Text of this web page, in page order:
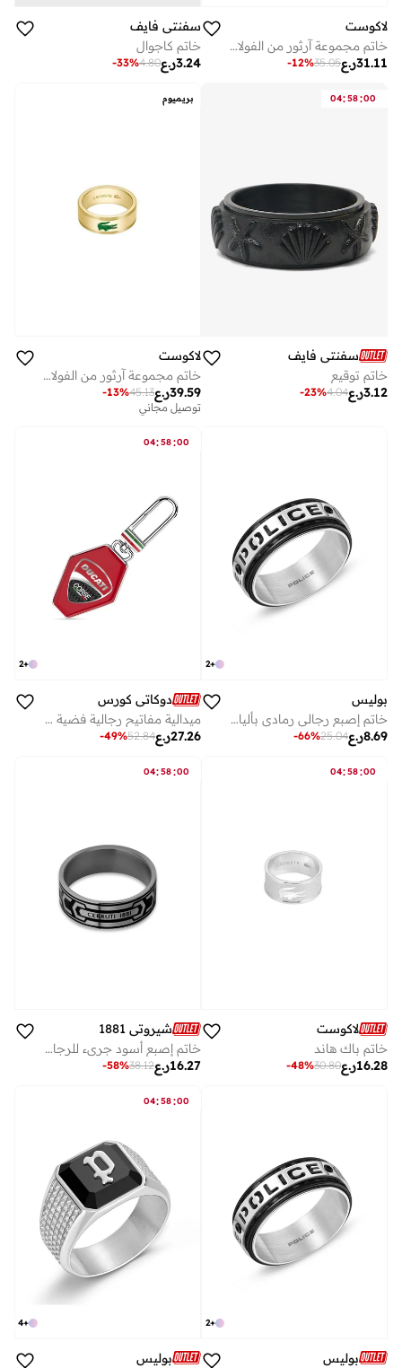
لاكوست
خاتم مجموعة آرثور من الفولاذ المقاوم للصدأ
ر.ع31.11
35.05
-12%
سفنتي فايف
خاتم كاجوال
ر.ع3.24
4.80
-33%
04:58:00
سفنتي فايف
خاتم توقيع
ر.ع3.12
4.04
-23%
بريميوم
لاكوست
خاتم مجموعة آرثور من الفولاذ المقاوم للصدأ
ر.ع39.59
45.13
-13%
توصيل مجاني
+
2
بوليس
خاتم إصبع رجالي رمادي بألياف كربون سوداء
ر.ع8.69
25.04
-66%
04:58:00
+
2
دوكاتي كورس
ميدالية مفاتيح رجالية فضية مع مينا حمراء مم
ر.ع27.26
52.84
-49%
04:58:00
لاكوست
خاتم باك هاند
ر.ع16.28
30.80
-48%
04:58:00
شيروتي 1881
خاتم إصبع أسود جريء للرجال 64
ر.ع16.27
38.12
-58%
+
2
بوليس
04:58:00
+
4
بوليس